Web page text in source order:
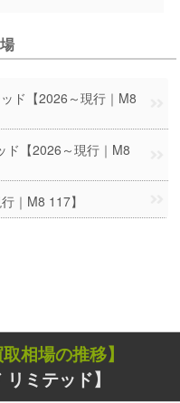
ド【2026～現行｜M8
ド【2026～現行｜M8
｜M8 117】
相場の推移】
ミテッド】